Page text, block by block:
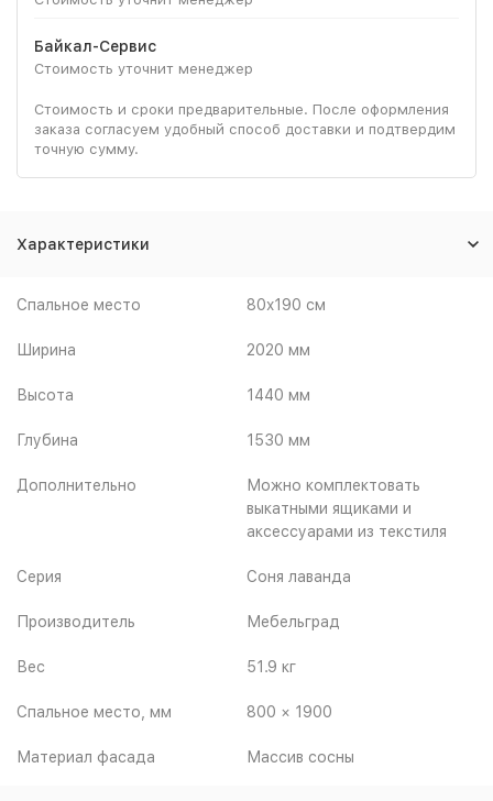
Байкал-Сервис
Стоимость уточнит менеджер
Стоимость и сроки предварительные. После оформления
заказа согласуем удобный способ доставки и подтвердим
точную сумму.
Характеристики
Спальное место 80x190 см
Ширина 2020 мм
Высота 1440 мм
Глубина 1530 мм
Дополнительно
Можно комплектовать
выкатными ящиками и
аксессуарами из текстиля
Серия Соня лаванда
Производитель Мебельград
Вес 51.9 кг
Спальное место, мм 800 × 1900
Материал фасада Массив сосны